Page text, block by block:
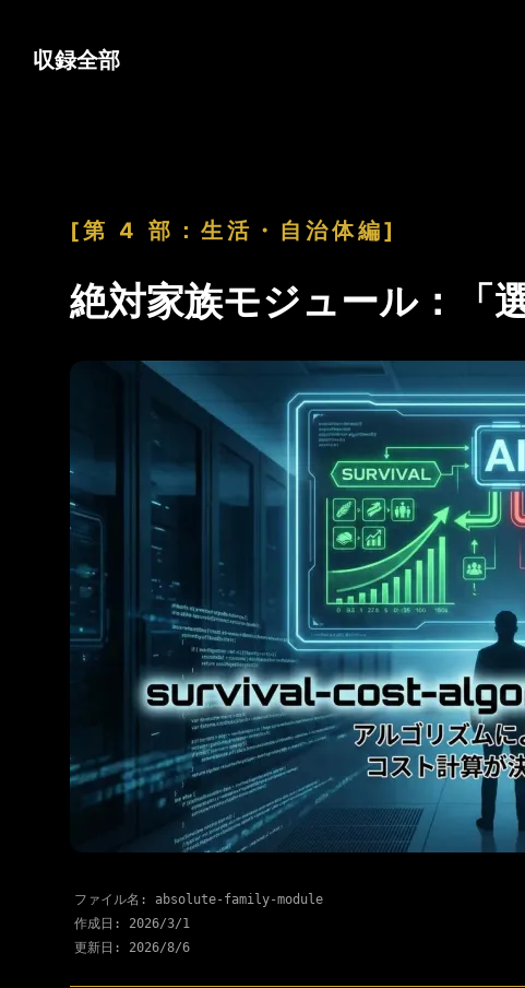
収録全部
[第 4 部：生活・自治体編]
絶対家族モジュール：「
ファイル名: absolute-family-module
作成日: 2026/3/1
更新日: 2026/8/6